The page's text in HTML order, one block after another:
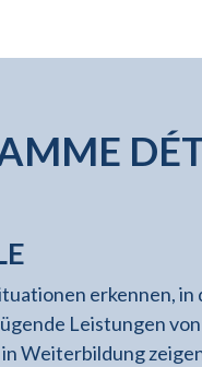
erkennen, in
Leistungen von
Weiterbildung